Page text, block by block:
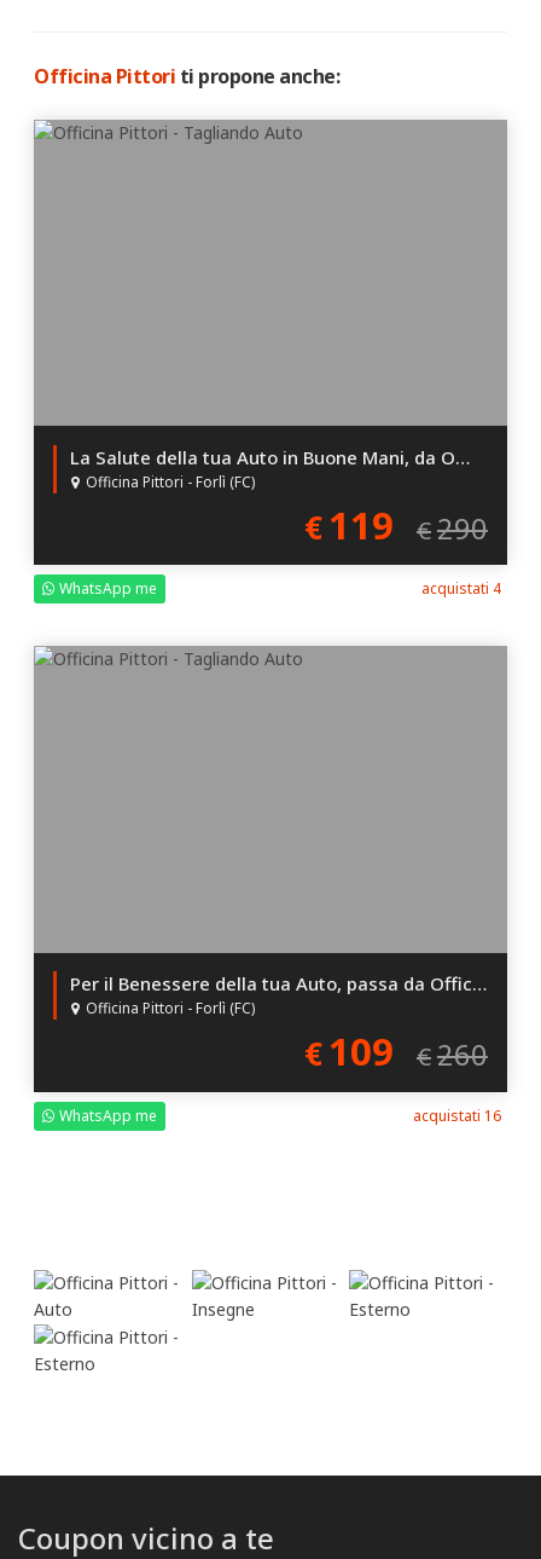
Officina Pittori ti propone anche:
La Salute della tua Auto in Buone Mani, da Officina Pittori!
Officina Pittori - Forlì (FC)
€119 €290
WhatsApp me acquistati 4
Per il Benessere della tua Auto, passa da Officina Pittori!
Officina Pittori - Forlì (FC)
€109 €260
WhatsApp me acquistati 16
Coupon vicino a te